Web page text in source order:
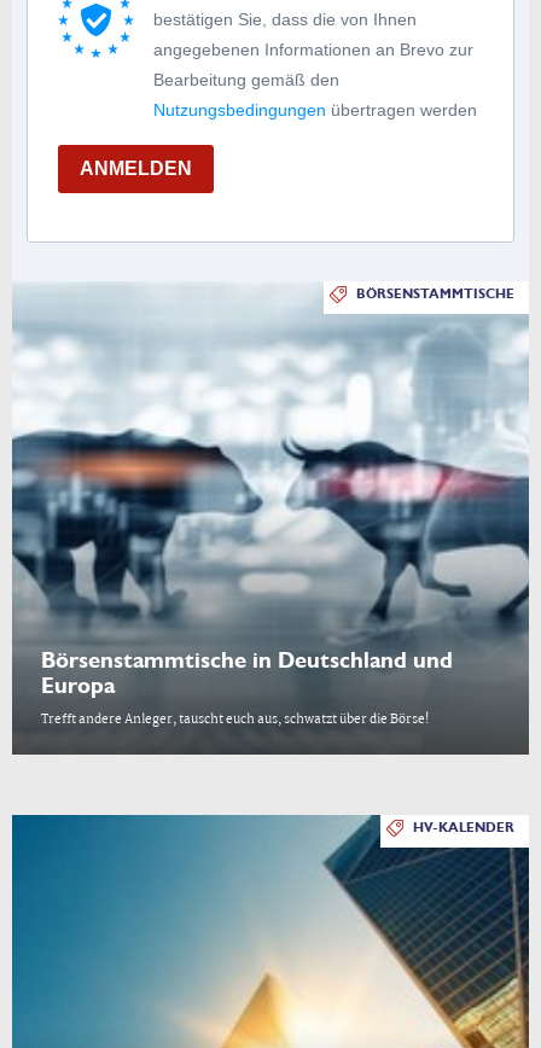
bestätigen Sie, dass die von Ihnen
angegebenen Informationen an Brevo zur
Bearbeitung gemäß den
Nutzungsbedingungen übertragen werden
ANMELDEN
BÖRSENSTAMMTISCHE
Börsenstammtische in Deutschland und
Europa
Trefft andere Anleger, tauscht euch aus, schwatzt über die Börse!
HV-KALENDER